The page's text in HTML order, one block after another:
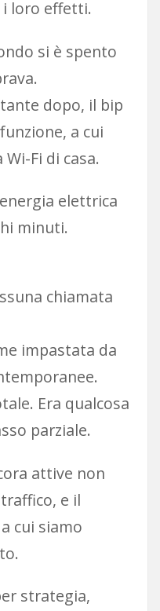
loro effetti.
si è spento
dopo, il bip
a cui
Fi di casa.
elettrica
minuti.
chiamata
impastata da
Era qualcosa
parziale.
attive non
e il
cui siamo
strategia,